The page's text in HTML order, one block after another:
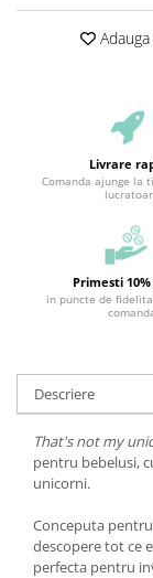
Adauga
Livrare
Comanda ajunge la
Primesti
in puncte de
Descriere
That's not my
pentru bebelusi,
unicorni.
Conceputa
descopere tot ce
perfecta pentru